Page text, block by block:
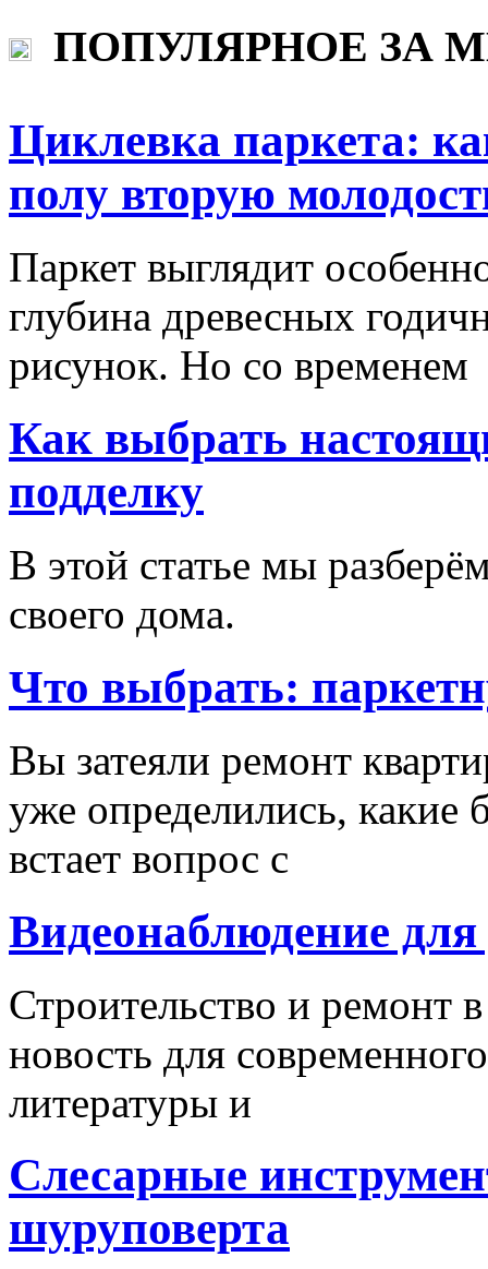
ПОПУЛЯРНОЕ ЗА
Циклевка паркета:
полу вторую
Паркет выглядит
глубина древесных
рисунок. Но со временем
Как выбрать
подделку
В этой статье мы
своего дома.
Что выбрать:
Вы затеяли ремонт
уже определились, какие
встает вопрос с
Видеонаблюдение
Строительство и ремонт
новость для
литературы и
Слесарные
шуруповерта